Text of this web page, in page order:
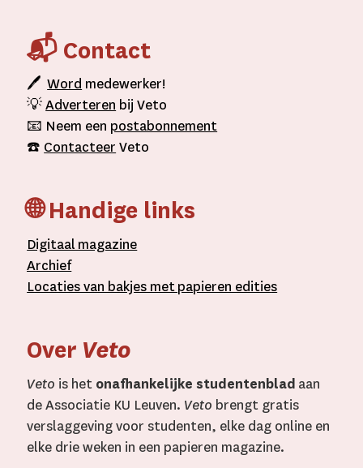
📬 Contact
🖊Word medewerker!
💡Adverteren bij Veto
📧 Neem een postabonnement
☎️ Contacteer Veto
🌐 Handige links
Digitaal magazine
Archief
Locaties van bakjes metpapieren edities
Over Veto
Veto is het onafhankelijke studentenblad aan
de Associatie KU Leuven. Veto brengt gratis
verslaggeving voor studenten, elke dag online en
elke drie weken in een papieren magazine.